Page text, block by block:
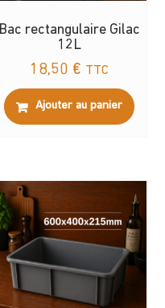
Bac rectangulaire Gilac
12L
18,50 € TTC
Ajouter au panier